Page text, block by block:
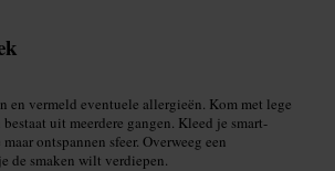
en vermeld eventuele allergieën. Kom met lege
uit meerdere gangen. Kleed je smart-
ontspannen sfeer. Overweeg een
de smaken wilt verdiepen.